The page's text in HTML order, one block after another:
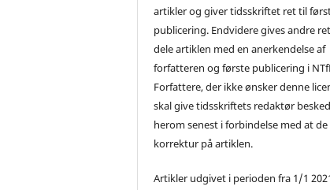
artikler og giver tidsskriftet ret til
publicering. Endvidere gives andre
dele artiklen med en anerkendelse af
forfatteren og første publicering i
Forfattere, der ikke ønsker denne
skal give tidsskriftets redaktør besked
herom senest i forbindelse med at
korrektur på artiklen.
Artikler udgivet i perioden fra 1/1